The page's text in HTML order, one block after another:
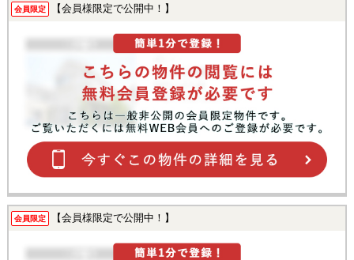
会員限定 【会員様限定で公開中！】
会員限定 【会員様限定で公開中！】